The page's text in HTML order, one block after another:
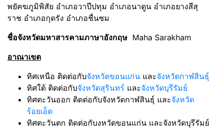
พยัคฆภูมิพิสัย อำเภอวาปีปทุม อำเภอนาดูน อำเภอยางสีสุ
ราช อำเภอกุดรัง อำเภอชื่นชม
ชื่อจังหวัดมหาสารคามภาษาอังกฤษ Maha Sarakham
อาณาเขต
ทิศเหนือ ติดต่อกับจังหวัดขอนแก่น และจังหวัดกาฬสินธุ์
ทิศใต้ ติดต่อกับจังหวัดสุรินทร์ และจังหวัดบุรีรัมย์
ทิศตะวันออก ติดต่อกับจังหวัดกาฬสินธุ์ และจังหวัด
ร้อยเอ็ด
ทิศตะวันตก ติดต่อกับงหวัดขอนแก่น และจังหวัดบุรีรัมย์